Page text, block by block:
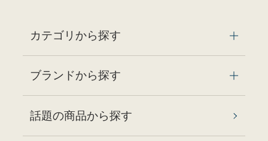
カテゴリから探す
ブランドから探す
話題の商品から探す